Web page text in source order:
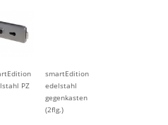
PZ
smartEdition
edelstahl
gegenkasten
(2flg.)